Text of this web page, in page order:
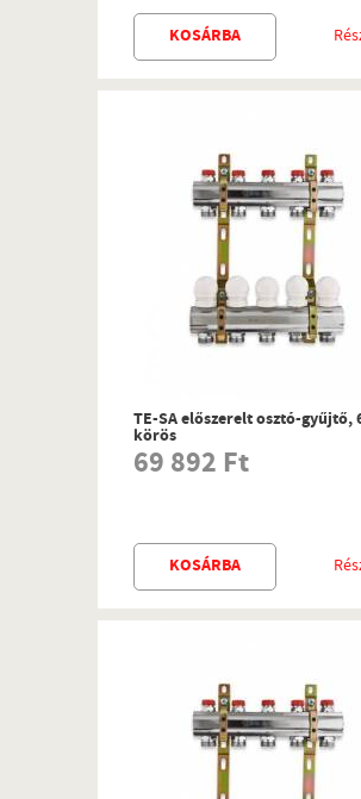
KOSÁRBA
TE-SA előszerelt osztó-gyűjtő,
körös
69 892 Ft
KOSÁRBA